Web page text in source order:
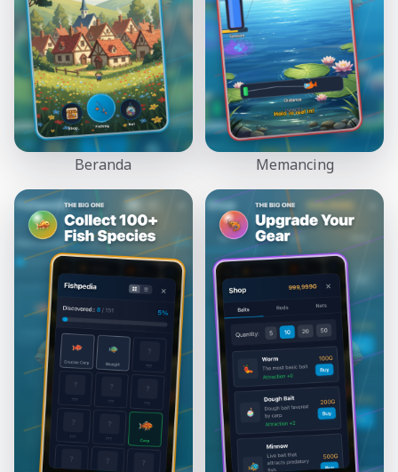
Beranda Memancing